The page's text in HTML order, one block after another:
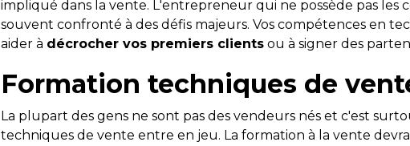
impliqué dans la vente. L'entrepreneur qui ne possède pas les
souvent confronté à des défis majeurs. Vos compétences en
aider à décrocher vos premiers clients ou à signer des
Formation techniques de
La plupart des gens ne sont pas des vendeurs nés et c'est
techniques de vente entre en jeu. La formation à la vente